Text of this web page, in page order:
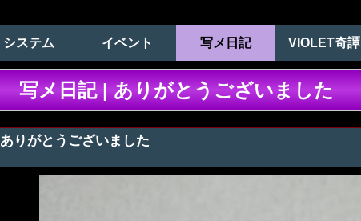
システム イベント 写メ日記 VIOLET奇譚
写メ日記 | ありがとうございました
ありがとうございました